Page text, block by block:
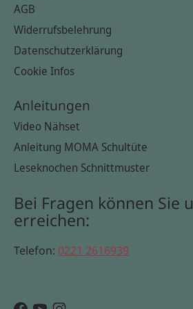
AGB
Widerrufsbelehrung
Datenschutzerklärung
Cookie Infos
Anleitungen
Video Nähset
Anleitung MOMA Schultüte
Leseknochen Schnittmuster
Bei Fragen können Sie
erreichen:
Telefon: 0221 2616939